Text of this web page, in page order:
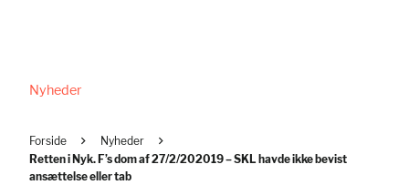
Nyheder
Forside
Nyheder
Retten i Nyk. F’s dom af 27/2/202019 – SKL havde ikke bevist
ansættelse eller tab